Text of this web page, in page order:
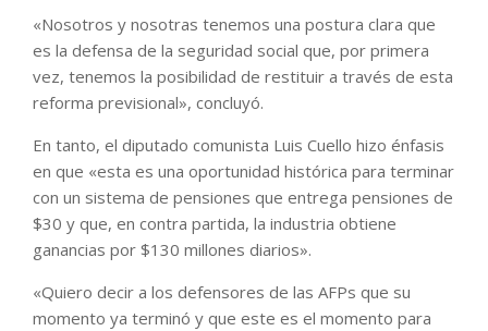
«Nosotros y nosotras tenemos una postura clara que
es la defensa de la seguridad social que, por primera
vez, tenemos la posibilidad de restituir a través de esta
reforma previsional», concluyó.
En tanto, el diputado comunista Luis Cuello hizo énfasis
en que «esta es una oportunidad histórica para terminar
con un sistema de pensiones que entrega pensiones de
$30 y que, en contra partida, la industria obtiene
ganancias por $130 millones diarios».
«Quiero decir a los defensores de las AFPs que su
momento ya terminó y que este es el momento para